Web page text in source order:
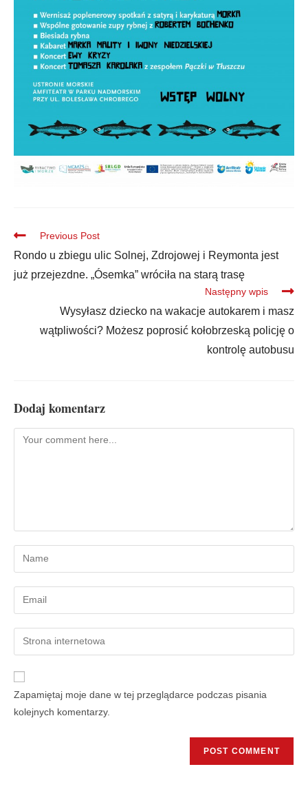
Previous Post
Rondo u zbiegu ulic Solnej, Zdrojowej i Reymonta jest
już przejezdne. „Ósemka” wróciła na starą trasę
Następny wpis
Wysyłasz dziecko na wakacje autokarem i masz
wątpliwości? Możesz poprosić kołobrzeską policję o
kontrolę autobusu
Dodaj komentarz
Zapamiętaj moje dane w tej przeglądarce podczas pisania
kolejnych komentarzy.